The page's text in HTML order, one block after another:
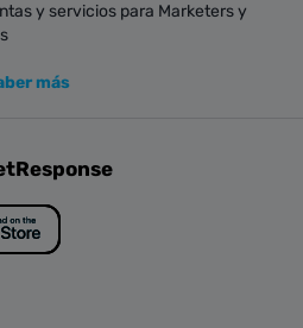
y servicios para Marketers y
más